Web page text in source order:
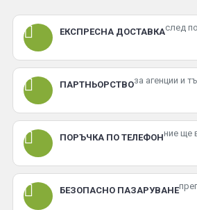
ЕКСПРЕСНА ДОСТАВКАслед
ПАРТНЬОРСТВОза агенции и
ПОРЪЧКА ПО ТЕЛЕФОНние ще
БЕЗОПАСНО ПАЗАРУВАНЕ